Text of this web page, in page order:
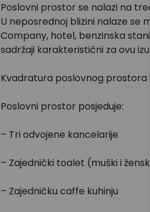
Poslovni prostor se nalazi na
U neposrednoj blizini nalaze se
Company, hotel, benzinska
sadržaji karakteristični za ovu
Kvadratura poslovnog prostora
Poslovni prostor posjeduje:
– Tri odvojene kancelarije
– Zajednički toalet (muški i
– Zajedničku caffe kuhinju